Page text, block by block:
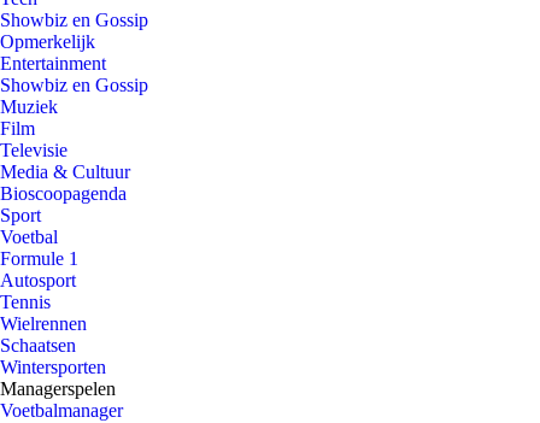
Showbiz en Gossip
Opmerkelijk
Entertainment
Showbiz en Gossip
Muziek
Film
Televisie
Media & Cultuur
Bioscoopagenda
Sport
Voetbal
Formule 1
Autosport
Tennis
Wielrennen
Schaatsen
Wintersporten
Managerspelen
Voetbalmanager